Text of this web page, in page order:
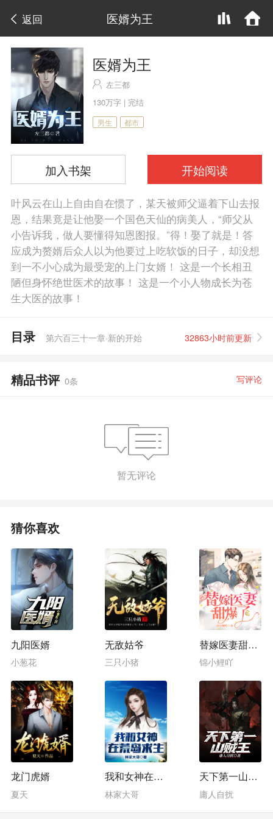
返回 医婿为王
医婿为王
左三都
130万字 | 完结
男生 都市
加入书架 开始阅读
叶风云在山上自由自在惯了，某天被师父逼着下山去报
恩，结果竟是让他娶一个国色天仙的病美人，“师父从
小告诉我，做人要懂得知恩图报。”得！娶了就是！答
应成为赘婿后众人以为他要过上吃软饭的日子，却没想
到一不小心成为最受宠的上门女婿！ 这是一个长相丑
陋但身怀绝世医术的故事！ 这是一个小人物成长为苍
生大医的故事！
目录 第六百三十一章·新的开始 32863小时前更新
精品书评 0条 写评论
暂无评论
猜你喜欢
九阳医婿
小葱花
无敌姑爷
三只小猪
替嫁医妻甜爆了
锦小鲤吖
龙门虎婿
夏天
我和女神在荒岛求生
林家大哥
天下第一山贼王
庸人自扰